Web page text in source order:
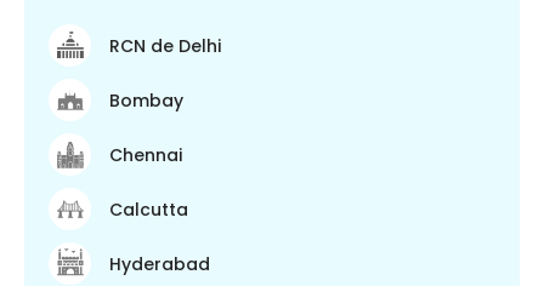
RCN de Delhi
Bombay
Chennai
Calcutta
Hyderabad